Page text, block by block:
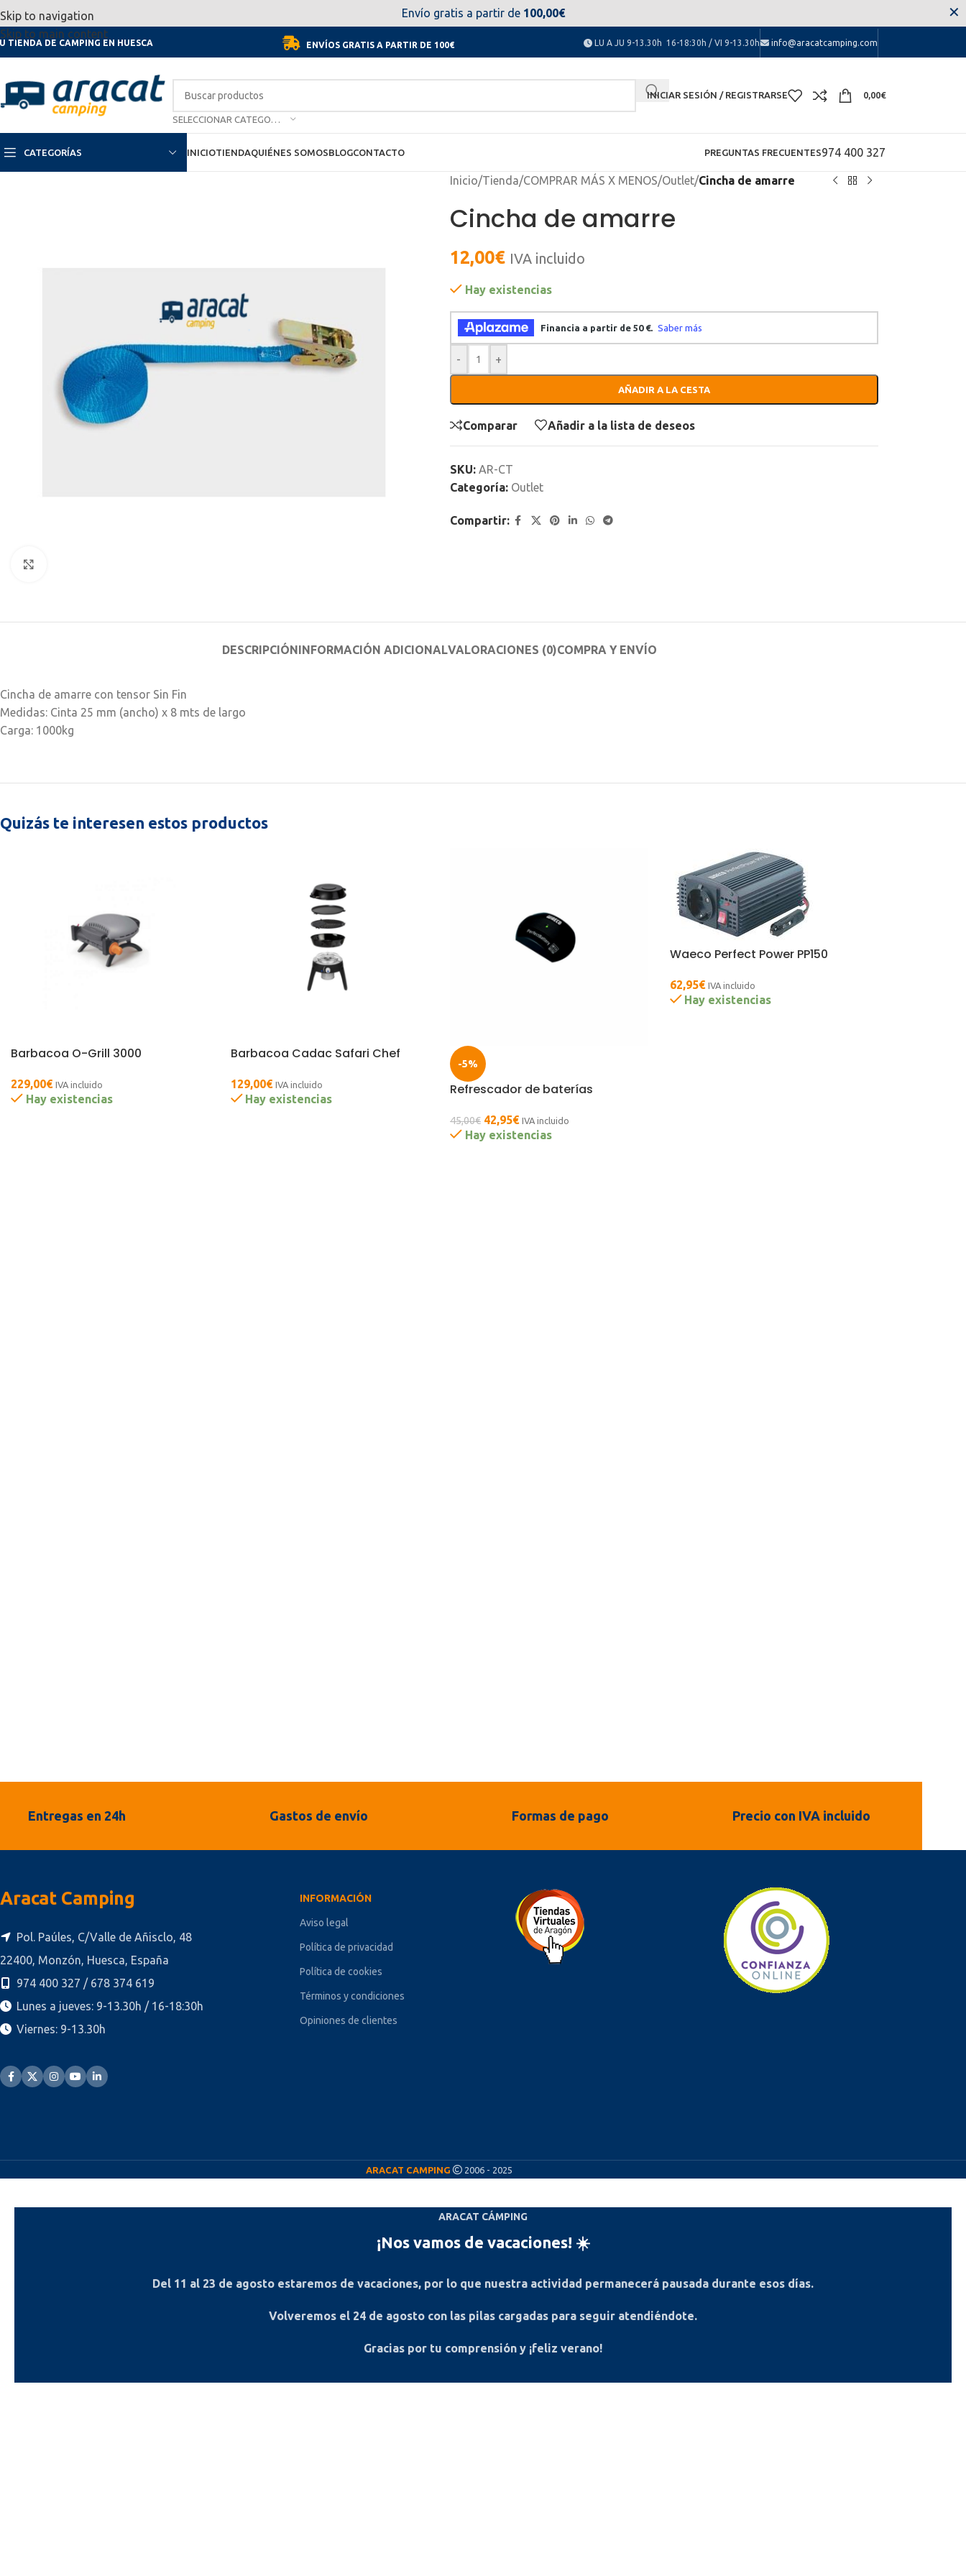
Skip to navigation
Skip to main content
Por motivo de las vacaciones, del día 11 al 23 de agosto no estaremos disponibles. Disculpen las molestias.
TIENDA DE CAMPING EN HUESCA ENVÍOS GRATIS A PARTIR DE 100€ LU A JU 9-13.30h 16-18:30h / VI 9-13.30h info@aracatcamping.com
INICIAR SESIÓN / REGISTRARSE 0,00€
CATEGORÍAS INICIOTIENDAQUIÉNES SOMOSBLOGCONTACTO PREGUNTAS FRECUENTES974 400 327
Envío gratis a partir de 100,00€ ✕
Inicio/Tienda/COMPRAR MÁS X MENOS/Outlet/Cincha de amarre
Cincha de amarre
12,00€ IVA incluido
Hay existencias
- +
AÑADIR A LA CESTA
Comparar Añadir a la lista de deseos
SKU: AR-CT
Categoría: Outlet
Compartir:
DESCRIPCIÓNINFORMACIÓN ADICIONALVALORACIONES (0)COMPRA Y ENVÍO
Cincha de amarre con tensor Sin Fin
Medidas: Cinta 25 mm (ancho) x 8 mts de largo
Carga: 1000kg
Quizás te interesen estos productos
Barbacoa O-Grill 3000
229,00€ IVA incluido
Hay existencias
Barbacoa Cadac Safari Chef
129,00€ IVA incluido
Hay existencias
-5%
Refrescador de baterías
45,00€ 42,95€ IVA incluido
Hay existencias
Waeco Perfect Power PP150
62,95€ IVA incluido
Hay existencias
Entregas en 24h Gastos de envío Formas de pago Precio con IVA incluido
Aracat Camping
Pol. Paúles, C/Valle de Añisclo, 48
22400, Monzón, Huesca, España
974 400 327 / 678 374 619
Lunes a jueves: 9-13.30h / 16-18:30h
Viernes: 9-13.30h
INFORMACIÓN
Aviso legal
Política de privacidad
Política de cookies
Términos y condiciones
Opiniones de clientes
ARACAT CAMPING 2006 - 2025
ARACAT CÁMPING
¡Nos vamos de vacaciones! ☀️
Del 11 al 23 de agosto estaremos de vacaciones, por lo que nuestra actividad permanecerá pausada durante esos días.
Volveremos el 24 de agosto con las pilas cargadas para seguir atendiéndote.
Gracias por tu comprensión y ¡feliz verano!